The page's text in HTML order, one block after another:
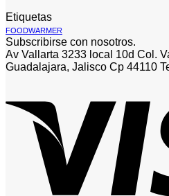
Etiquetas
FOODWARMER
Subscribirse con nosotros.
Av Vallarta 3233 local 10d Col.
Guadalajara, Jalisco Cp 44110